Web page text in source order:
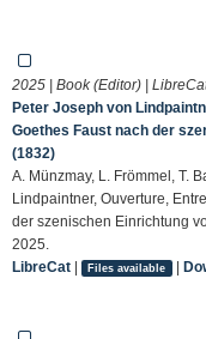
2025 | Book (Editor) |
Peter Joseph von
Goethes Faust nach der
(1832)
A. Münzmay, L. Frömmel, T.
Lindpaintner, Ouverture,
der szenischen Einrichtung
2025.
LibreCat | Files available |